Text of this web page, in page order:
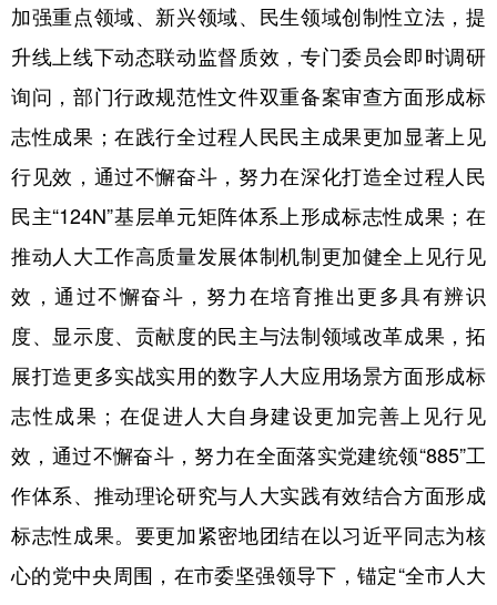
加强重点领域、新兴领域、民生领域创制性立法，提
升线上线下动态联动监督质效，专门委员会即时调研
询问，部门行政规范性文件双重备案审查方面形成标
志性成果；在践行全过程人民民主成果更加显著上见
行见效，通过不懈奋斗，努力在深化打造全过程人民
民主“124N”基层单元矩阵体系上形成标志性成果；在
推动人大工作高质量发展体制机制更加健全上见行见
效，通过不懈奋斗，努力在培育推出更多具有辨识
度、显示度、贡献度的民主与法制领域改革成果，拓
展打造更多实战实用的数字人大应用场景方面形成标
志性成果；在促进人大自身建设更加完善上见行见
效，通过不懈奋斗，努力在全面落实党建统领“885”工
作体系、推动理论研究与人大实践有效结合方面形成
标志性成果。要更加紧密地团结在以习近平同志为核
心的党中央周围，在市委坚强领导下，锚定“全市人大